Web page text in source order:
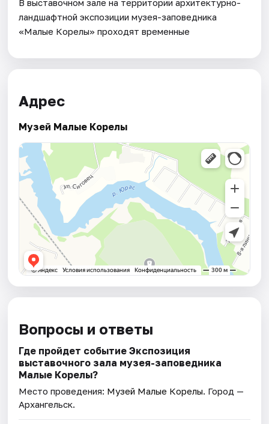
В выставочном зале на территории архитектурно-
ландшафтной экспозиции музея-заповедника
«Малые Корелы» проходят временные
Адрес
Музей Малые Корелы
Вопросы и ответы
Где пройдет событие Экспозиция
выставочного зала музея-заповедника
Малые Корелы?
Место проведения: Музей Малые Корелы. Город —
Архангельск.